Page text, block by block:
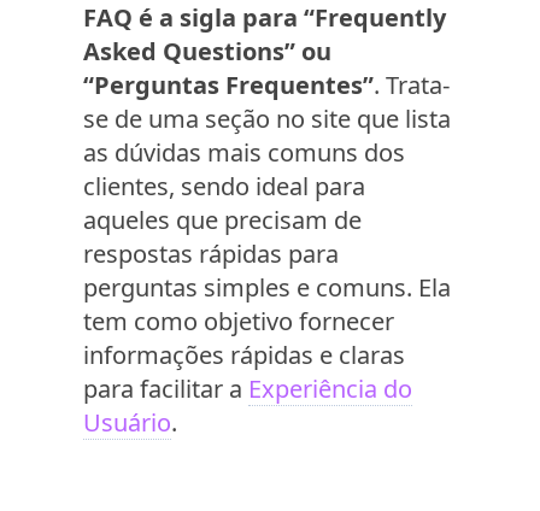
FAQ é a sigla para “Frequently
Asked Questions” ou
“Perguntas Frequentes”. Trata-
se de uma seção no site que lista
as dúvidas mais comuns dos
clientes, sendo ideal para
aqueles que precisam de
respostas rápidas para
perguntas simples e comuns. Ela
tem como objetivo fornecer
informações rápidas e claras
para facilitar a Experiência do
Usuário.